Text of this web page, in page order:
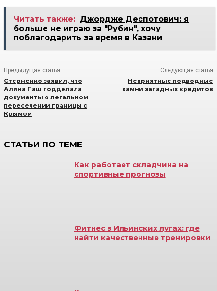
Читать также: Джордже Деспотович: я
больше не играю за "Рубин", хочу
поблагодарить за время в Казани
Предыдущая статья
Стерненко заявил, что
Алина Паш подделала
документы о легальном
пересечении границы с
Крымом
Следующая статья
Неприятные подводные
камни западных кредитов
СТАТЬИ ПО ТЕМЕ
Как работает складчина на
спортивные прогнозы
Фитнес в Ильинских лугах: где
найти качественные тренировки